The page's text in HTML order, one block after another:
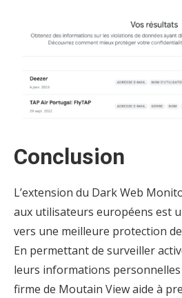
Conclusion
L’extension du Dark Web
aux utilisateurs européens est
vers une meilleure protection
En permettant de surveiller
leurs informations
firme de Moutain View aide à